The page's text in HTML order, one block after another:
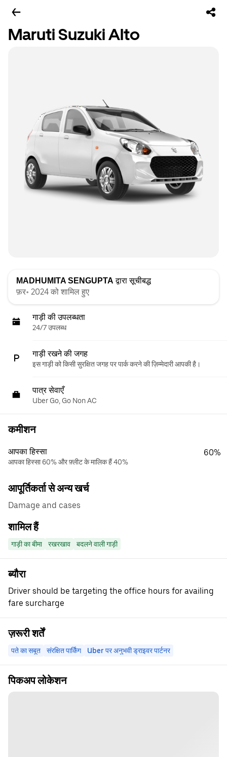
Maruti Suzuki Alto
MADHUMITA SENGUPTA द्वारा सूचीबद्ध
फ़र॰ 2024 को शामिल हुए
गाड़ी की उपलब्धता
24/7 उपलब्ध
गाड़ी रखने की जगह
इस गाड़ी को किसी सुरक्षित जगह पर पार्क करने की ज़िम्मेदारी आपकी है।
पात्र सेवाएँ
Uber Go, Go Non AC
कमीशन
आपका हिस्सा
आपका हिस्सा 60% और फ़्लीट के मालिक हैं 40%
60%
आपूर्तिकर्ता से अन्य खर्च
Damage and cases
शामिल हैं
गाड़ी का बीमा रखरखाव बदलने वाली गाड़ी
ब्यौरा
Driver should be targeting the office hours for availing
fare surcharge
ज़रूरी शर्तें
पते का सबूत संरक्षित पार्किंग Uber पर अनुभवी ड्राइवर पार्टनर
पिकअप लोकेशन